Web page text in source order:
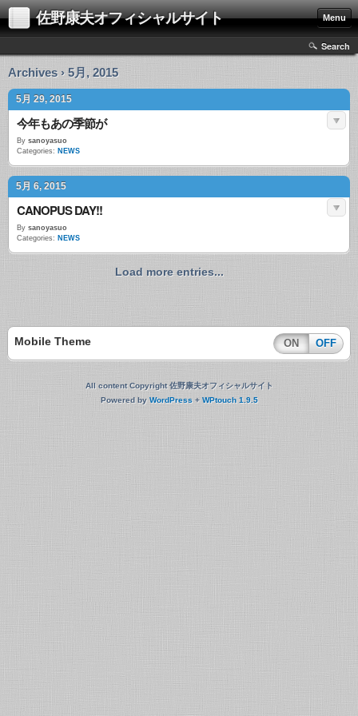
佐野康夫オフィシャルサイト Menu
Search
Archives › 5月, 2015
5月 29, 2015
今年もあの季節が
By sanoyasuo
Categories: NEWS
5月 6, 2015
CANOPUS DAY!!
By sanoyasuo
Categories: NEWS
Load more entries...
Mobile Theme ON OFF
All content Copyright 佐野康夫オフィシャルサイト
Powered by WordPress + WPtouch 1.9.5